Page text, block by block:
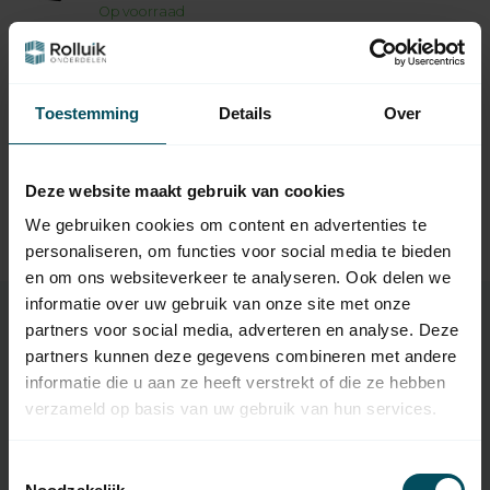
Toestemming Details Over
Deze website maakt gebruik van cookies
We gebruiken cookies om content en advertenties te
personaliseren, om functies voor social media te bieden
en om ons websiteverkeer te analyseren. Ook delen we
informatie over uw gebruik van onze site met onze
partners voor social media, adverteren en analyse. Deze
partners kunnen deze gegevens combineren met andere
informatie die u aan ze heeft verstrekt of die ze hebben
verzameld op basis van uw gebruik van hun services.
Op voorraad
MD
Op voorraad
DURACELL
Duracell 12 Volt MN21
alkaline batterij
Op voorraad
Specificaties